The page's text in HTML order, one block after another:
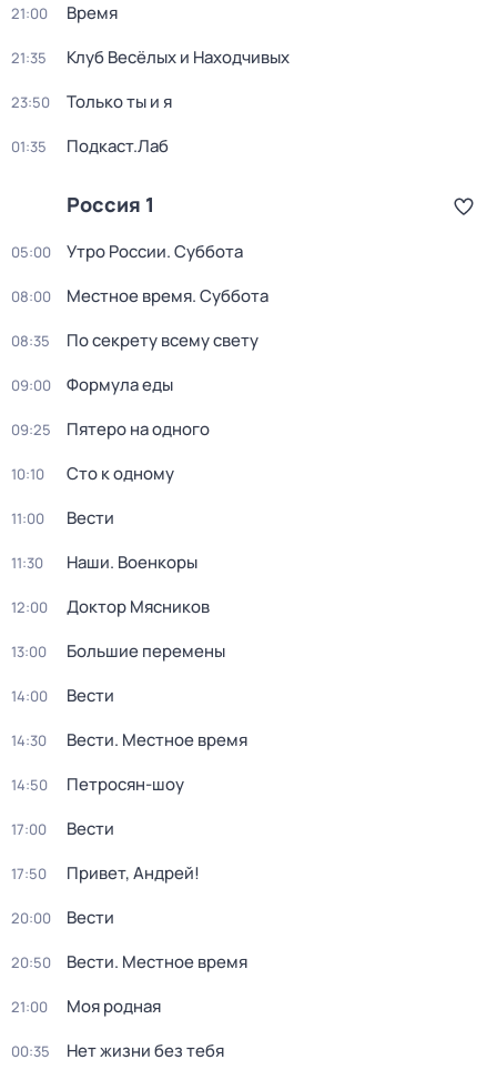
21:00 Время
21:35 Клуб Весёлых и Находчивых
23:50 Только ты и я
01:35 Подкаст.Лаб
Россия 1
05:00 Утро России. Суббота
08:00 Местное время. Суббота
08:35 По секрету всему свету
09:00 Формула еды
09:25 Пятеро на одного
10:10 Сто к одному
11:00 Вести
11:30 Наши. Военкоры
12:00 Доктор Мясников
13:00 Большие перемены
14:00 Вести
14:30 Вести. Местное время
14:50 Петросян-шоу
17:00 Вести
17:50 Привет, Андрей!
20:00 Вести
20:50 Вести. Местное время
21:00 Моя родная
00:35 Нет жизни без тебя